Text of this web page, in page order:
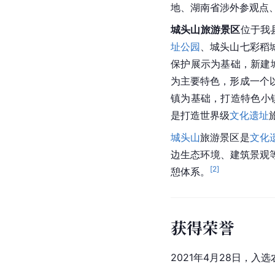
地、湖南省涉外参观点
城头山旅游景区位于我
址公园 、城头山七彩
保护展示为基础，新建
为主要特色，形成一个
镇为基础，打造特色
是打造世界级文化遗址
城头山旅游景区是文化
边生态环境、建筑景观
憩体系。
[2]
获得荣誉
2021年4月28日，入选